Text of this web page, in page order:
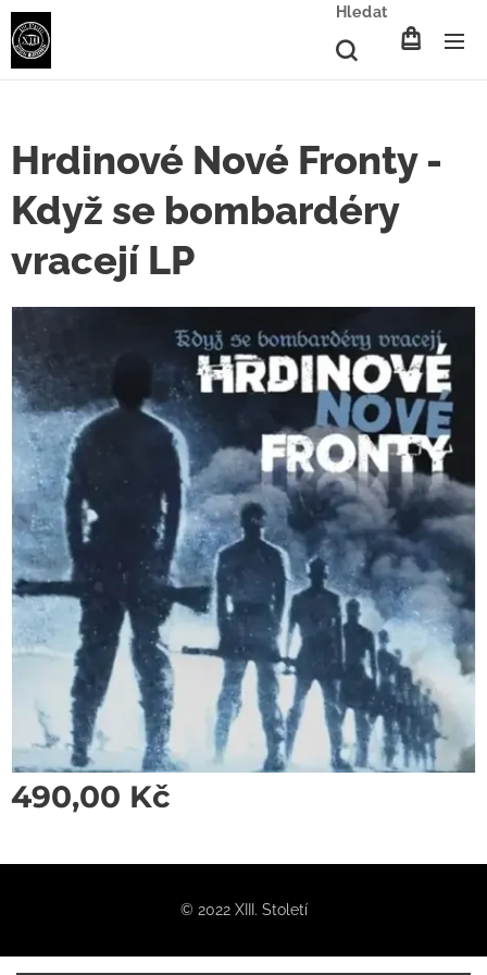
Hledat
Hrdinové Nové Fronty -
Když se bombardéry
vracejí LP
490,00 Kč
© 2022 XIII. Století